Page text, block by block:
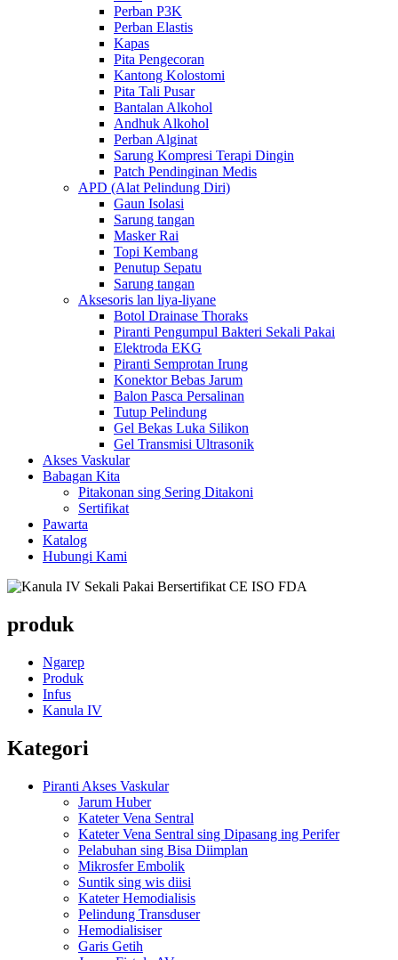
Perban P3K
Perban Elastis
Kapas
Pita Pengecoran
Kantong Kolostomi
Pita Tali Pusar
Bantalan Alkohol
Andhuk Alkohol
Perban Alginat
Sarung Kompresi Terapi Dingin
Patch Pendinginan Medis
APD (Alat Pelindung Diri)
Gaun Isolasi
Sarung tangan
Masker Rai
Topi Kembang
Penutup Sepatu
Sarung tangan
Aksesoris lan liya-liyane
Botol Drainase Thoraks
Piranti Pengumpul Bakteri Sekali Pakai
Elektroda EKG
Piranti Semprotan Irung
Konektor Bebas Jarum
Balon Pasca Persalinan
Tutup Pelindung
Gel Bekas Luka Silikon
Gel Transmisi Ultrasonik
Akses Vaskular
Babagan Kita
Pitakonan sing Sering Ditakoni
Sertifikat
Pawarta
Katalog
Hubungi Kami
produk
Ngarep
Produk
Infus
Kanula IV
Kategori
Piranti Akses Vaskular
Jarum Huber
Kateter Vena Sentral
Kateter Vena Sentral sing Dipasang ing Perifer
Pelabuhan sing Bisa Diimplan
Mikrosfer Embolik
Suntik sing wis diisi
Kateter Hemodialisis
Pelindung Transduser
Hemodialisiser
Garis Getih